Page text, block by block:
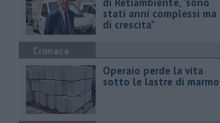
stati anni complessi ma
di crescita"
Cronaca
Operaio perde la vita
sotto le lastre di marmo